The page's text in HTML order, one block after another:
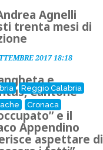
Agnelli
trenta mesi di
2017 18:18
Reggio Calabria
Cronaca
e
Cantone
si dice
e il
Appendino
aspettare di